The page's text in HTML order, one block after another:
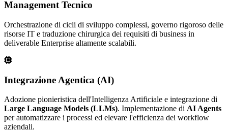
Management Tecnico
Orchestrazione di cicli di sviluppo complessi, governo rigoroso delle
risorse IT e traduzione chirurgica dei requisiti di business in
deliverable Enterprise altamente scalabili.
Integrazione Agentica (AI)
Adozione pionieristica dell'Intelligenza Artificiale e integrazione di
Large Language Models (LLMs). Implementazione di AI Agents
per automatizzare i processi ed elevare l'efficienza dei workflow
aziendali.